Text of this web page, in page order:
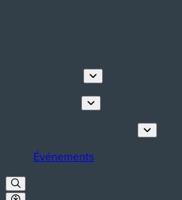
Événements